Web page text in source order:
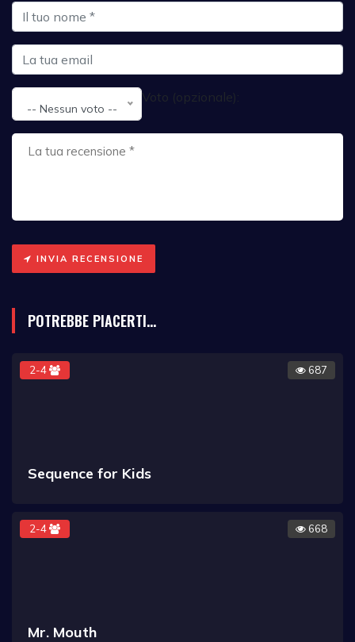
Voto (opzionale):
-- Nessun voto --
INVIA RECENSIONE
POTREBBE PIACERTI...
2-4 687
Sequence for Kids
2-4 668
Mr. Mouth